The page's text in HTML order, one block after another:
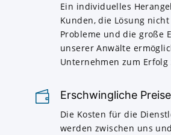
Ein individuelles
Kunden, die Lösung
Probleme und die große
unserer Anwälte
Unternehmen zum
Erschwingliche Preise
Die Kosten für die
werden zwischen uns